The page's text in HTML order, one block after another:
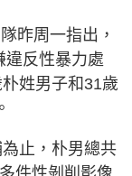
昨周一指出，
違反性暴力處
姓男子和31歲
止，朴男總共